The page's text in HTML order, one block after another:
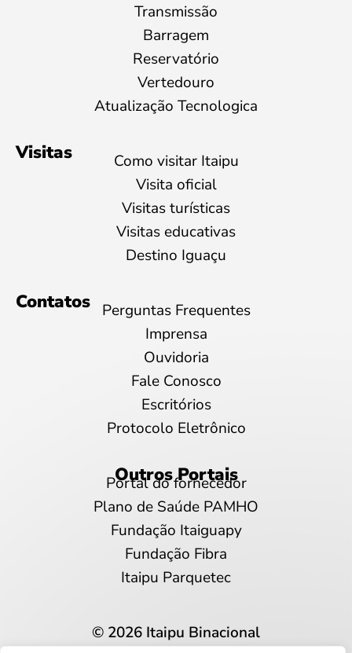
Transmissão
Barragem
Reservatório
Vertedouro
Atualização Tecnologica
Visitas
Como visitar Itaipu
Visita oficial
Visitas turísticas
Visitas educativas
Destino Iguaçu
Contatos
Perguntas Frequentes
Imprensa
Ouvidoria
Fale Conosco
Escritórios
Protocolo Eletrônico
Outros Portais
Portal do fornecedor
Plano de Saúde PAMHO
Fundação Itaiguapy
Fundação Fibra
Itaipu Parquetec
© 2026 Itaipu Binacional